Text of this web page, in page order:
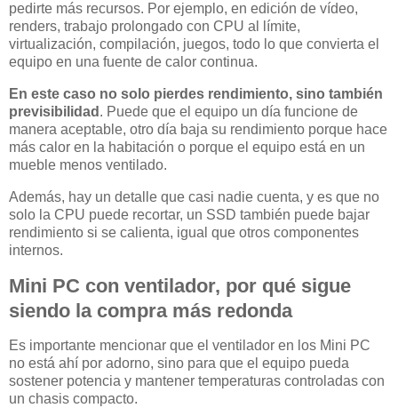
pedirte más recursos. Por ejemplo, en edición de vídeo,
renders, trabajo prolongado con CPU al límite,
virtualización, compilación, juegos, todo lo que convierta el
equipo en una fuente de calor continua.
En este caso no solo pierdes rendimiento, sino también
previsibilidad . Puede que el equipo un día funcione de
manera aceptable, otro día baja su rendimiento porque hace
más calor en la habitación o porque el equipo está en un
mueble menos ventilado.
Además, hay un detalle que casi nadie cuenta, y es que no
solo la CPU puede recortar, un SSD también puede bajar
rendimiento si se calienta, igual que otros componentes
internos.
Mini PC con ventilador, por qué sigue
siendo la compra más redonda
Es importante mencionar que el ventilador en los Mini PC
no está ahí por adorno, sino para que el equipo pueda
sostener potencia y mantener temperaturas controladas con
un chasis compacto.